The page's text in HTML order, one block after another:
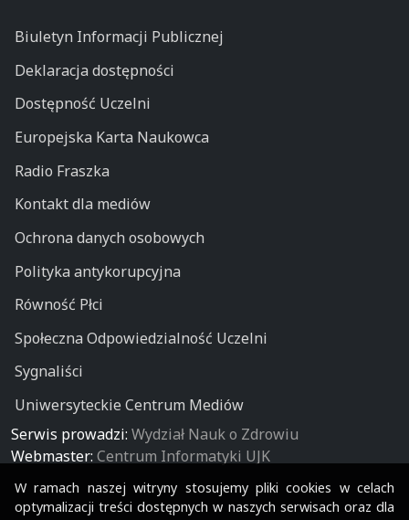
Biuletyn Informacji Publicznej
Deklaracja dostępności
Dostępność Uczelni
Europejska Karta Naukowca
Radio Fraszka
Kontakt dla mediów
Ochrona danych osobowych
Polityka antykorupcyjna
Równość Płci
Społeczna Odpowiedzialność Uczelni
Sygnaliści
Uniwersyteckie Centrum Mediów
Serwis prowadzi: Wydział Nauk o Zdrowiu
Webmaster: Centrum Informatyki UJK
W ramach naszej witryny stosujemy pliki cookies w celach
optymalizacji treści dostępnych w naszych serwisach oraz dla